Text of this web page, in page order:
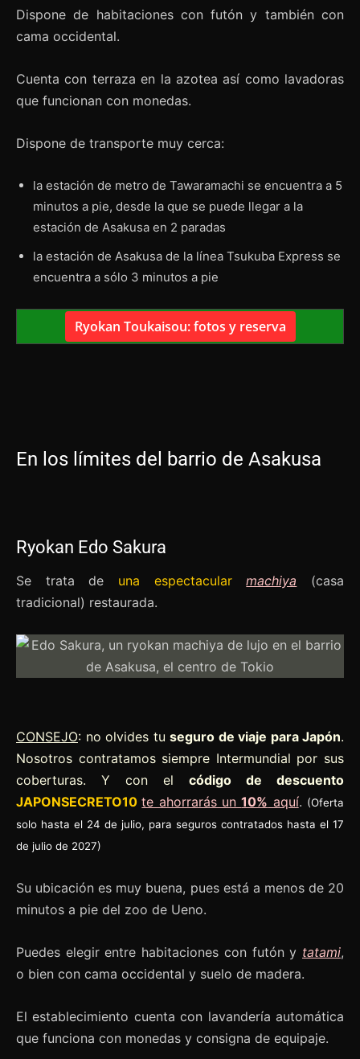
Dispone de habitaciones con futón y también con
cama occidental.
Cuenta con terraza en la azotea así como lavadoras
que funcionan con monedas.
Dispone de transporte muy cerca:
la estación de metro de Tawaramachi se encuentra a 5
minutos a pie, desde la que se puede llegar a la
estación de Asakusa en 2 paradas
la estación de Asakusa de la línea Tsukuba Express se
encuentra a sólo 3 minutos a pie
Ryokan Toukaisou: fotos y reserva
En los límites del barrio de Asakusa
Ryokan Edo Sakura
Se trata de una espectacularmachiya (casa
tradicional) restaurada.
CONSEJO: no olvides tu seguro de viaje para Japón.
Nosotros contratamos siempre Intermundial por sus
coberturas. Y con el código de descuento
JAPONSECRETO10 te ahorrarás un10% aquí. (Oferta
solo hasta el 24 de julio, para seguros contratados hasta el 17
de julio de 2027)
Su ubicación es muy buena, pues está a menos de 20
minutos a pie del zoo de Ueno.
Puedes elegir entre habitaciones con futón y tatami,
o bien con cama occidental y suelo de madera.
El establecimiento cuenta con lavandería automática
que funciona con monedas y consigna de equipaje.